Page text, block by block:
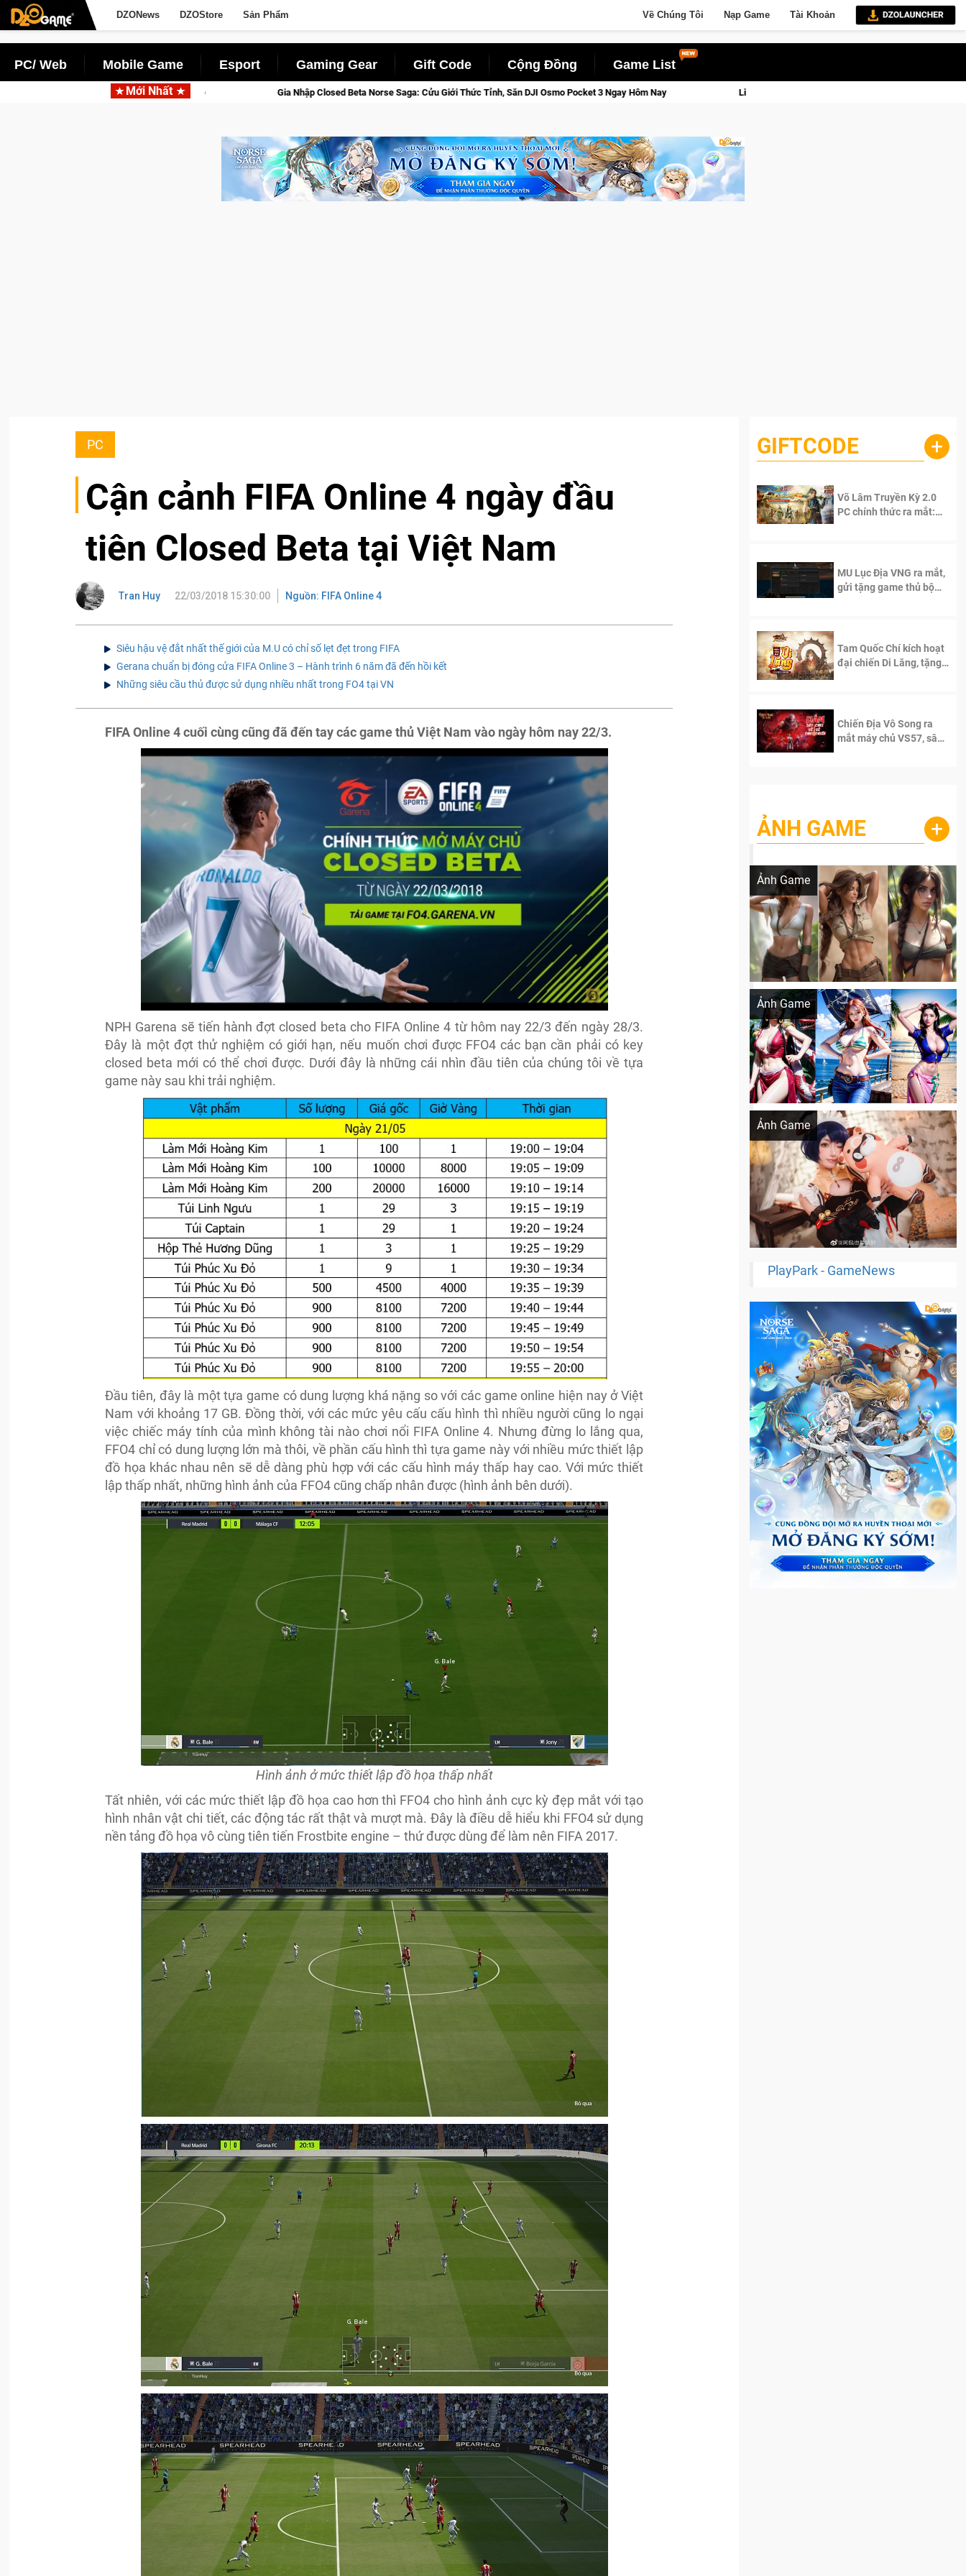
DZONews DZOStore Sản Phẩm Về Chúng Tôi Nạp Game Tài Khoản
PC/ Web Mobile Game Esport Gaming Gear Gift Code Cộng Đồng Game List
Mới Nhất
Gia Nhập Closed Beta Norse Saga: Cửu Giới Thức Tỉnh, Săn DJI Osmo Pocket 3 Ngay Hôm Nay Lineage W – Quyền lực và tài phú sẽ về tay kẻ đoạt được Vương Quyền thành Kent sắp tới!
PC
Cận cảnh FIFA Online 4 ngày đầu
tiên Closed Beta tại Việt Nam
Tran Huy 22/03/2018 15:30:00 Nguồn: FIFA Online 4
Siêu hậu vệ đắt nhất thế giới của M.U có chỉ số lẹt đẹt trong FIFA
Gerana chuẩn bị đóng cửa FIFA Online 3 – Hành trình 6 năm đã đến hồi kết
Những siêu cầu thủ được sử dụng nhiều nhất trong FO4 tại VN
FIFA Online 4 cuối cùng cũng đã đến tay các game thủ Việt Nam vào ngày hôm nay 22/3.
NPH Garena sẽ tiến hành đợt closed beta cho FIFA Online 4 từ hôm nay 22/3 đến ngày 28/3.
Đây là một đợt thử nghiệm có giới hạn, nếu muốn chơi được FFO4 các bạn cần phải có key
closed beta mới có thể chơi được. Dưới đây là những cái nhìn đầu tiên của chúng tôi về tựa
game này sau khi trải nghiệm.
Đầu tiên, đây là một tựa game có dung lượng khá nặng so với các game online hiện nay ở Việt
Nam với khoảng 17 GB. Đồng thời, với các mức yêu cấu cấu hình thì nhiều người cũng lo ngại
việc chiếc máy tính của mình không tài nào chơi nổi FIFA Online 4. Nhưng đừng lo lắng qua,
FFO4 chỉ có dung lượng lớn mà thôi, về phần cấu hình thì tựa game này với nhiều mức thiết lập
đồ họa khác nhau nên sẽ dễ dàng phù hợp với các cấu hình máy thấp hay cao. Với mức thiết
lập thấp nhất, những hình ảnh của FFO4 cũng chấp nhân được (hình ảnh bên dưới).
Hình ảnh ở mức thiết lập đồ họa thấp nhất
Tất nhiên, với các mức thiết lập đồ họa cao hơn thì FFO4 cho hình ảnh cực kỳ đẹp mắt với tạo
hình nhân vật chi tiết, các động tác rất thật và mượt mà. Đây là điều dễ hiểu khi FFO4 sử dụng
nền tảng đồ họa vô cùng tiên tiến Frostbite engine – thứ được dùng để làm nên FIFA 2017.
GIFTCODE +
Võ Lâm Truyền Kỳ 2.0
PC chính thức ra mắt:
MU Lục Địa VNG ra mắt,
gửi tặng game thủ bộ
Tam Quốc Chí kích hoạt
đại chiến Di Lăng, tặng
Chiến Địa Vô Song ra
mắt máy chủ VS57, sân
ẢNH GAME +
Ảnh Game
Lala Croft vừa nóng vừa xinh dưới nét vẽ
Ảnh Game
Khi AI Cosplay gái đẹp One Piece
Ảnh Game
Cosplay Xiangling siêu cute
PlayPark - GameNews